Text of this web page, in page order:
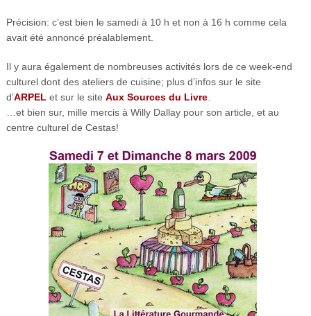
Précision: c’est bien le samedi à 10 h et non à 16 h comme cela
avait été annoncé préalablement.
Il y aura également de nombreuses activités lors de ce week-end
culturel dont des ateliers de cuisine; plus d’infos sur le site
d’ARPEL et sur le site Aux Sources du Livre.
…et bien sur, mille mercis à Willy Dallay pour son article, et au
centre culturel de Cestas!